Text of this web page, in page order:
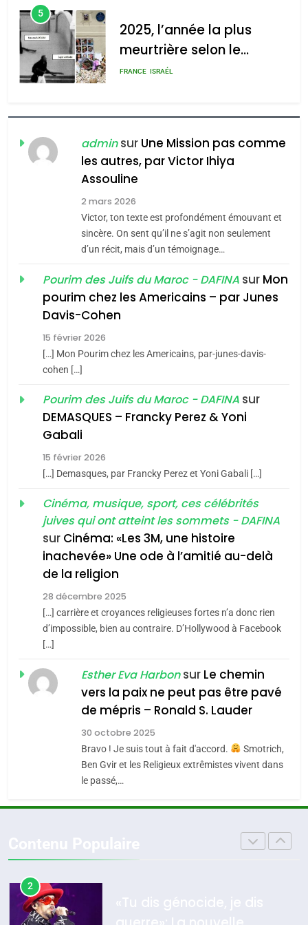
d’ADL contre
l’antisémitisme
admin 0
6
FIÈRE, DIGNE ET RÉSILIENTE :
POURQUOI JE REVENDIQUE
MA JUDAÏTE par Thérèse
ISRAÉL JUDAISME
CE QUI NOUS MANQUE –
Jacques Hadida
JUDAISME
Maroc : Les amandes de
Tafraout, le miel de Tadla
Azilal consacrés produits
du terroir
DAFINA MAROC
Oeil ravageur – Vanessa
De Loya Stauber
«Tu dis génocide, je dis
guerre»: La nouvelle
Tout sur la Nostalgie
SOUVENIRS
l’alliance pourrait
s’étendre à 13 pays
d’Amérique latine
ISRAÉL JUDAISME
2025, l’année la plus
meurtrière selon le
rapport d’ADL contre
l’antisémitisme
FRANCE ISRAÉL
FIÈRE, DIGNE ET RÉSILIENTE :
POURQUOI JE REVENDIQUE
CE QUI NOUS MANQUE –
8
adminsur Une Mission pas comme
les autres, par Victor Ihiya
Assouline
2 mars 2026
Victor, ton texte est profondément émouvant et
sincère. On sent qu’il ne s’agit non seulement
d’un récit, mais d’un témoignage…
Pourim des Juifs du Maroc - DAFINA sur Mon
pourim chez les Americains – par Junes
Davis-Cohen
15 février 2026
[…] Mon Pourim chez les Americains, par-junes-davis-
cohen […]
Pourim des Juifs du Maroc - DAFINA sur
DEMASQUES – Francky Perez & Yoni
Gabali
15 février 2026
[…] Demasques, par Francky Perez et Yoni Gabali […]
Cinéma, musique, sport, ces célébrités
juives qui ont atteint les sommets - DAFINA
sur Cinéma: «Les 3M, une histoire
inachevée» Une ode à l’amitié au-delà
de la religion
28 décembre 2025
[…] carrière et croyances religieuses fortes n’a donc rien
d’impossible, bien au contraire. D’Hollywood à Facebook
[…]
Esther Eva Harbonsur Le chemin
vers la paix ne peut pas être pavé
de mépris – Ronald S. Lauder
30 octobre 2025
Bravo ! Je suis tout à fait d'accord.
Smotrich,
Ben Gvir et les Religieux extrêmistes vivent dans
le passé,…
2025, l’année la plus
d’ADL contre
l’antisémitisme
FRANCE ISRAÉL
POURQUOI JE REVENDIQUE
Zrihen-Dvir
CE QUI NOUS MANQUE –
Jacques Hadida
JUDAISME
Maroc : Les amandes de
Azilal consacrés produits
du terroir
DAFINA MAROC
Oeil ravageur – Vanessa De
Loya Stauber
CINEMA ISRAÉL
«Tu dis génocide, je dis
guerre»: La nouvelle
chanson de Boy George
3